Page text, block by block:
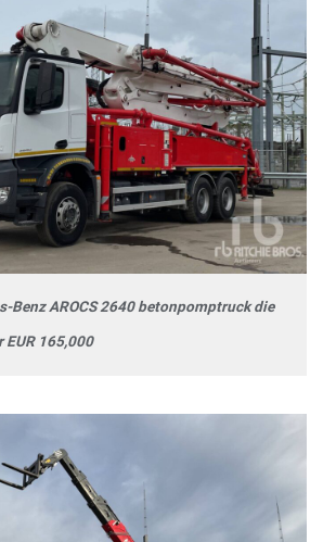
Benz AROCS 2640 betonpomptruck die
EUR 165,000